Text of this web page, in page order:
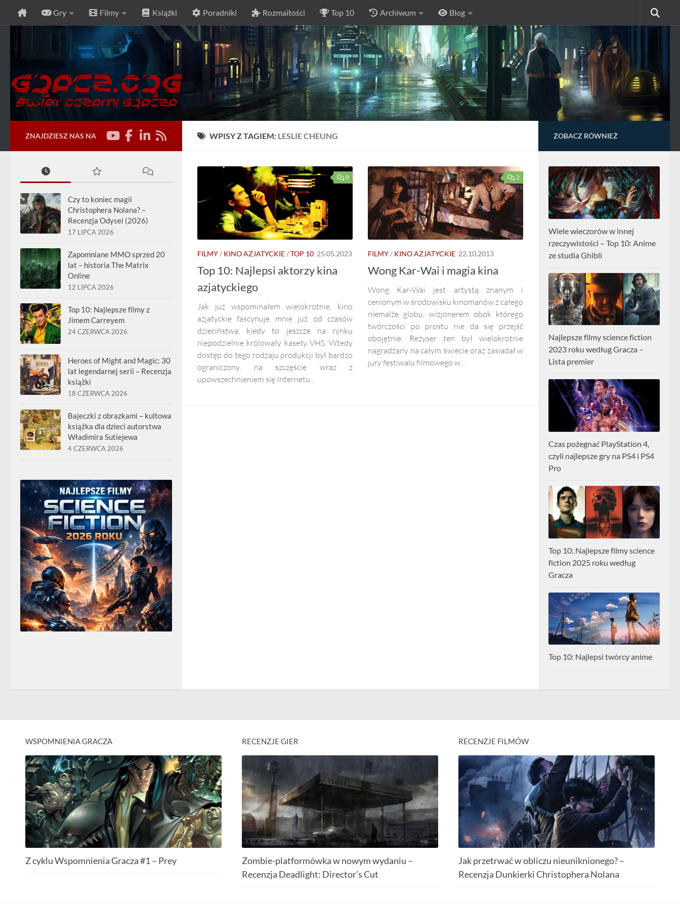
Przeskocz do treści
Gry Filmy Książki Poradniki Rozmaitości Top 10 Archiwum Blog
WPISY Z TAGIEM: LESLIE CHEUNG
0
FILMY/ KINO AZJATYCKIE/TOP 10 25.05.2023
Top 10: Najlepsi aktorzy kina
azjatyckiego
Jak już wspominałem wielokrotnie, kino
azjatyckie fascynuje mnie już od czasów
dzieciństwa, kiedy to jeszcze na rynku
niepodzielnie królowały kasety VHS. Wtedy
dostęp do tego rodzaju produkcji był bardzo
ograniczony, na szczęście wraz z
upowszechnieniem się Internetu...
2
FILMY/ KINO AZJATYCKIE 22.10.2013
Wong Kar-Wai i magia kina
Wong Kar-Wai jest artystą znanym i
cenionym w środowisku kinomanów z całego
niemalże globu, wizjonerem obok którego
twórczości po prostu nie da się przejść
obojętnie. Reżyser ten był wielokrotnie
nagradzany na całym świecie oraz zasiadał w
jury festiwalu filmowego w...
ZNAJDZIESZ NAS NA
Czy to koniec magii
Christophera Nolana? –
Recenzja Odysei (2026)
17 LIPCA 2026
Zapomniane MMO sprzed 20
lat – historia The Matrix
Online
12 LIPCA 2026
Top 10: Najlepsze filmy z
Jimem Carreyem
24 CZERWCA 2026
Heroes of Might and Magic: 30
lat legendarnej serii – Recenzja
książki
18 CZERWCA 2026
Bajeczki z obrazkami – kultowa
książka dla dzieci autorstwa
Władimira Sutiejewa
4 CZERWCA 2026
ZOBACZ RÓWNIEŻ
Wiele wieczorów w innej
rzeczywistości – Top 10: Anime
ze studia Ghibli
Najlepsze filmy science fiction
2023 roku według Gracza –
Lista premier
Czas pożegnać PlayStation 4,
czyli najlepsze gry na PS4 i PS4
Pro
Top 10: Najlepsze filmy science
fiction 2025 roku według
Gracza
Top 10: Najlepsi twórcy anime
WSPOMNIENIA GRACZA
Z cyklu Wspomnienia Gracza #1 – Prey
RECENZJE GIER
Zombie-platformówka w nowym wydaniu –
Recenzja Deadlight: Director’s Cut
RECENZJE FILMÓW
Jak przetrwać w obliczu nieuniknionego? –
Recenzja Dunkierki Christophera Nolana